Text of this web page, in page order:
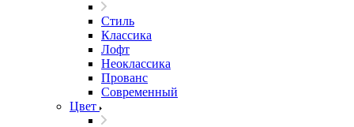
Стиль
Классика
Лофт
Неоклассика
Прованс
Современный
Цвет